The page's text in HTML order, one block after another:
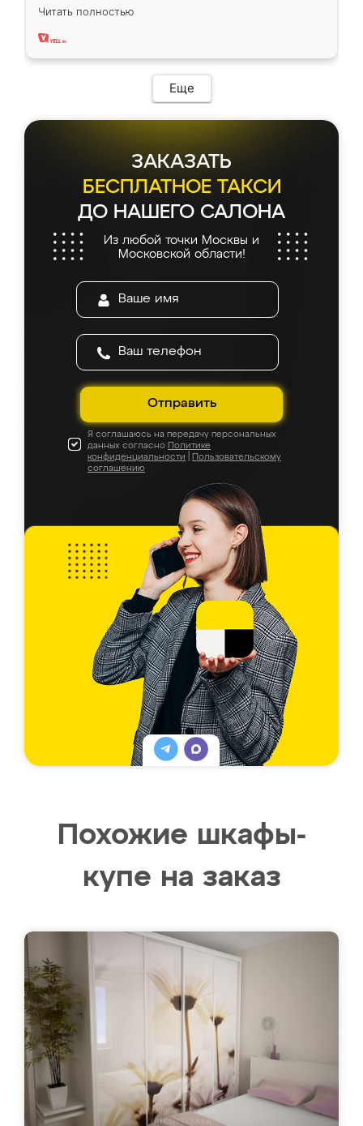
вполне довольна. Служит кухня уже почти
два года, нареканий нет.
Читать полностью
Еще
ЗАКАЗАТЬ
БЕСПЛАТНОЕ ТАКСИ
ДО НАШЕГО САЛОНА
Из любой точки Москвы и
Московской области!
Отправить
Я соглашаюсь на передачу персональных
данных согласно Политике
конфиденциальности
Пользовательскому
соглашению
Похожие шкафы-
купе на заказ